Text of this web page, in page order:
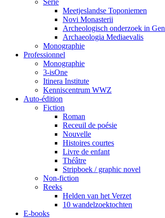
Série
Meetjeslandse Toponiemen
Novi Monasterii
Archeologisch onderzoek in
Archaeologia Mediaevalis
Monographie
Professionnel
Monographie
3-isOne
Itinera Institute
Kenniscentrum WWZ
Auto-édition
Fiction
Roman
Receuil de poésie
Nouvelle
Histoires courtes
Livre de enfant
Théâtre
Stripboek / graphic novel
Non-fiction
Reeks
Helden van het Verzet
10 wandelzoektochten
E-books